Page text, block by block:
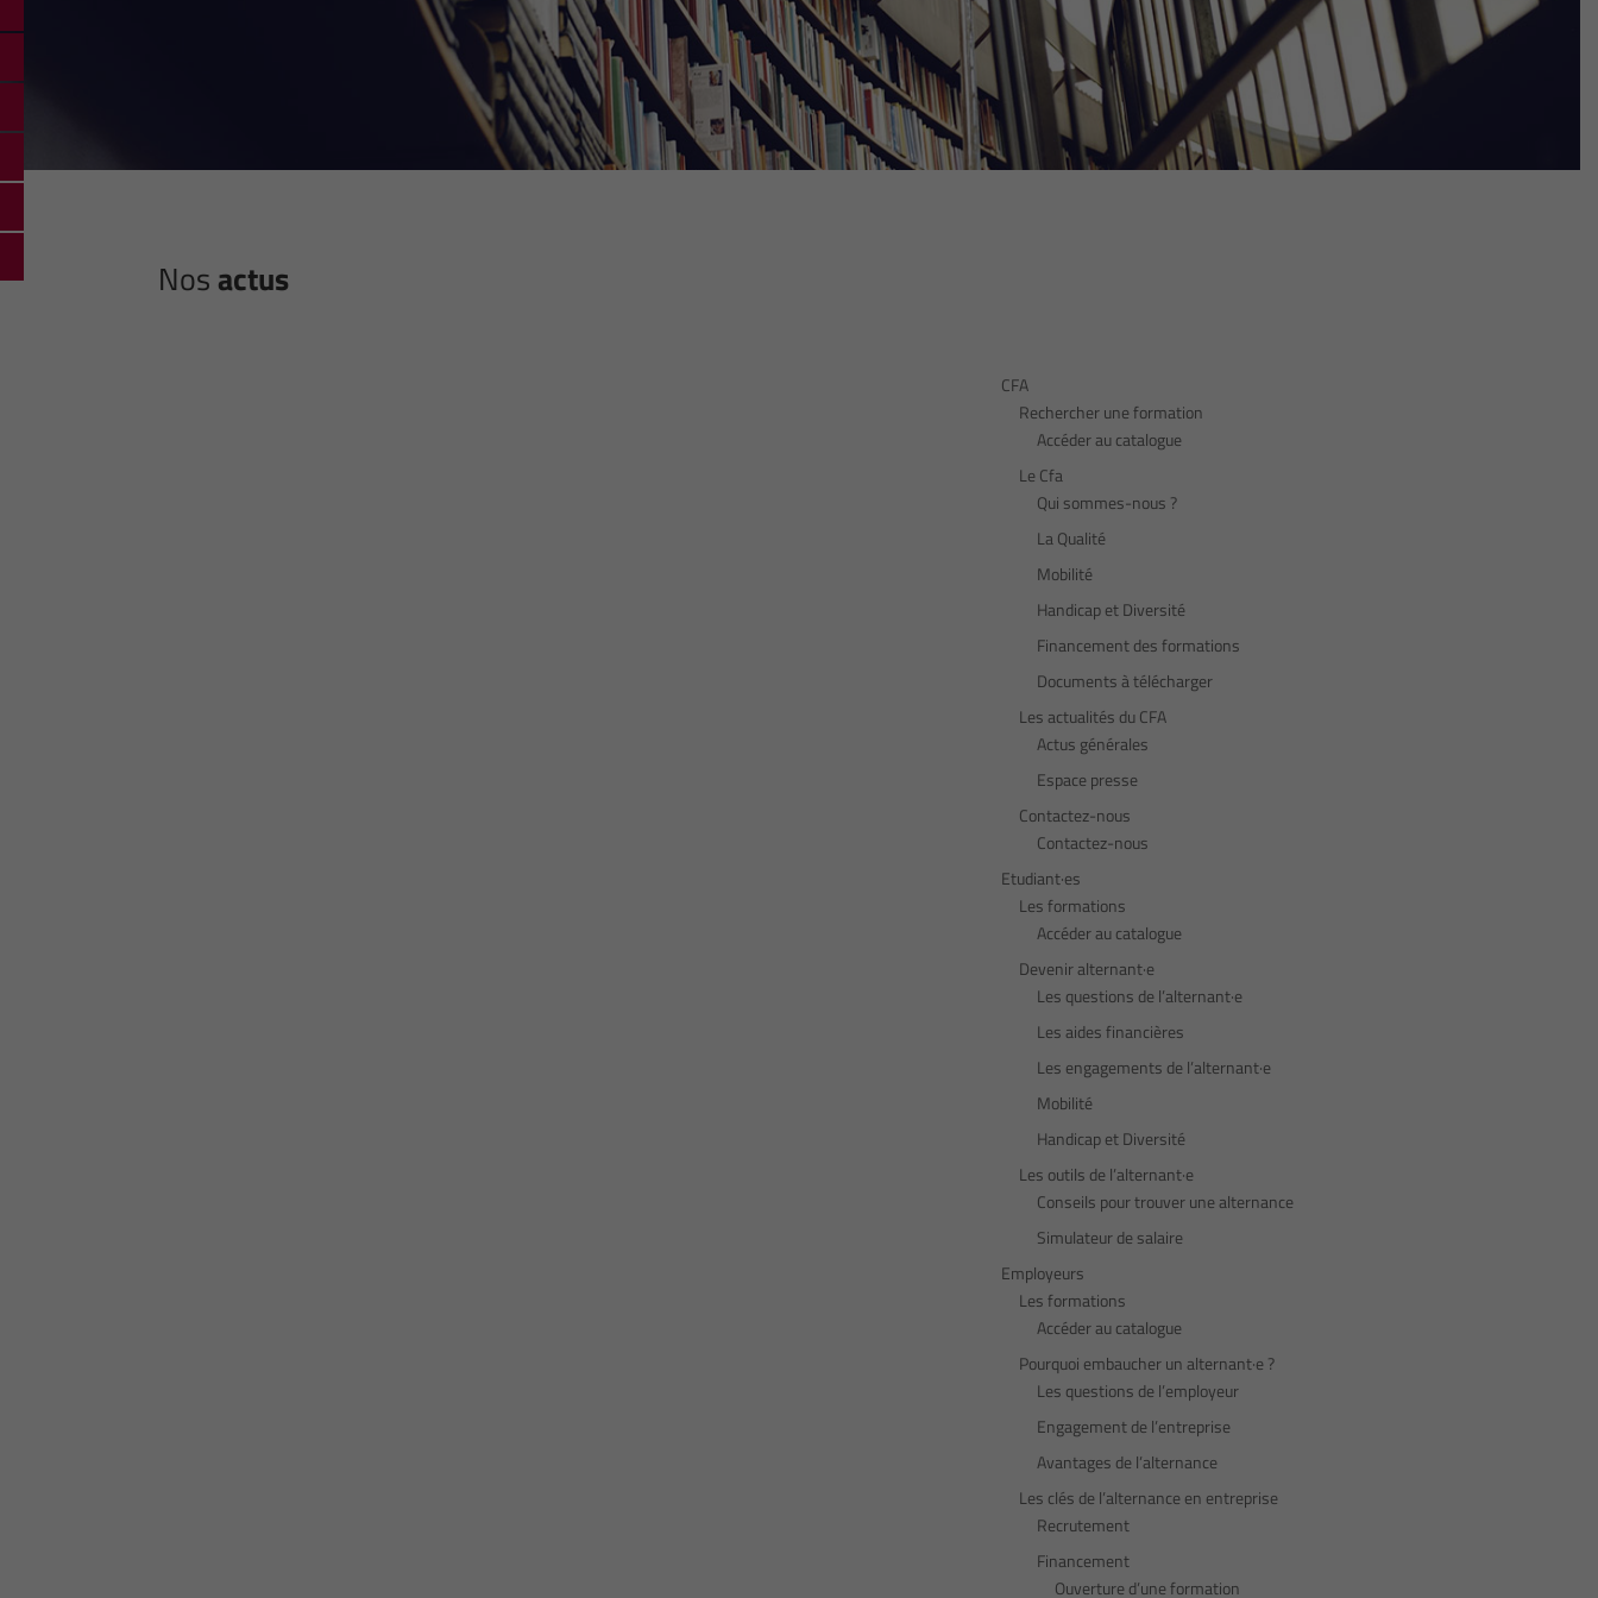
Nos actus
CFA
Rechercher une formation
Accéder au catalogue
Le Cfa
Qui sommes-nous ?
La Qualité
Mobilité
Handicap et Diversité
Financement des formations
Documents à télécharger
Les actualités du CFA
Actus générales
Espace presse
Contactez-nous
Contactez-nous
Etudiant·es
Les formations
Accéder au catalogue
Devenir alternant·e
Les questions de l’alternant·e
Les aides financières
Les engagements de l’alternant·e
Mobilité
Handicap et Diversité
Les outils de l’alternant·e
Conseils pour trouver une alternance
Simulateur de salaire
Employeurs
Les formations
Accéder au catalogue
Pourquoi embaucher un alternant·e ?
Les questions de l’employeur
Engagement de l’entreprise
Avantages de l’alternance
Les clés de l’alternance en entreprise
Recrutement
Financement
Ouverture d’une formation